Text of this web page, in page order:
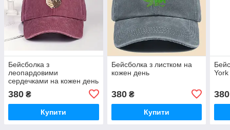
Бейсболка з
леопардовими
сердечками на кожен день
380 ₴
Купити
Бейсболка з листком на
кожен день
380₴
Купити
380